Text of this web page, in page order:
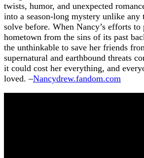
twists, humor, and unexpected
into a season-long mystery unlike any
solve before. When Nancy’s efforts to
hometown from the sins of its past
the unthinkable to save her friends
supernatural and earthbound threats
it could cost her everything, and
loved. –Nancydrew.fandom.com